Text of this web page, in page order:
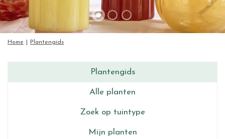
n
t
Home Plantengids
Plantengids
Alle planten
Zoek op tuintype
Mijn planten